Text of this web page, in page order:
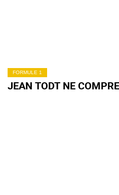
FORMULE 1
JEAN TODT NE